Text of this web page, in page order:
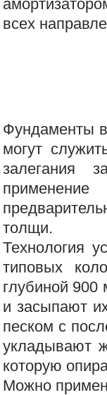
всех
Фундаменты
могут
залегания
толщи.
Технология
типовых
глубиной
и засыпают
песком с
укладывают
которую
Можно